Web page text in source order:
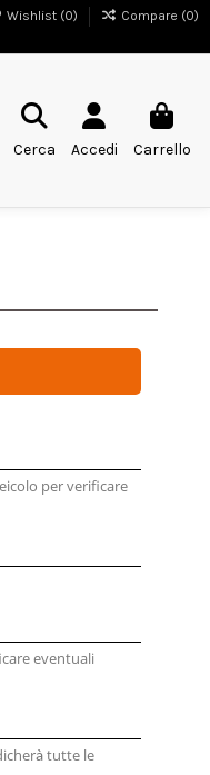
Wishlist (0) Compare (0)
Cerca Accedi Carrello
per verificare
eventuali
à tutte le